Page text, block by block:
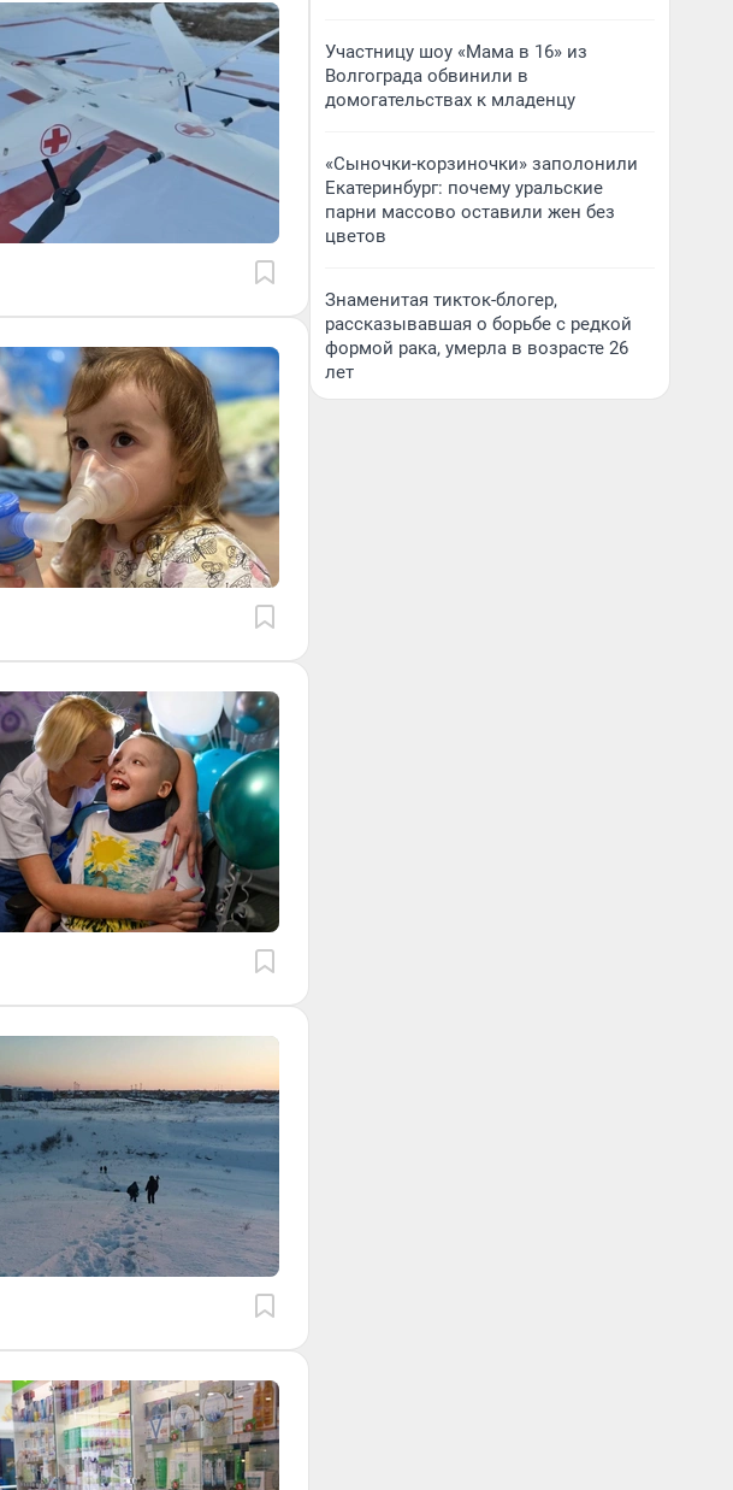
Участницу шоу «Мама в 16» из
Волгограда обвинили в
домогательствах к младенцу
«Сыночки-корзиночки» заполонили
Екатеринбург: почему уральские
парни массово оставили жен без
цветов
Знаменитая тикток-блогер,
рассказывавшая о борьбе с редкой
формой рака, умерла в возрасте 26
лет